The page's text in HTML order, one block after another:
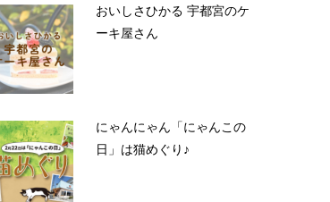
おいしさひかる 宇都宮のケ
ーキ屋さん
にゃんにゃん「にゃんこの
日」は猫めぐり♪